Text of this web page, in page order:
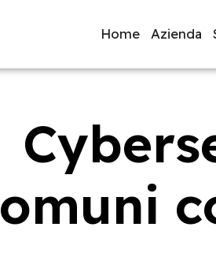
Home Azienda
Bandi ISO 27001
per visualizzare le pagine consigliate.